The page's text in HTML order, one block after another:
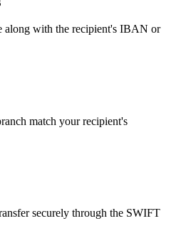
along with the recipient's IBAN or
match your recipient's
securely through the SWIFT